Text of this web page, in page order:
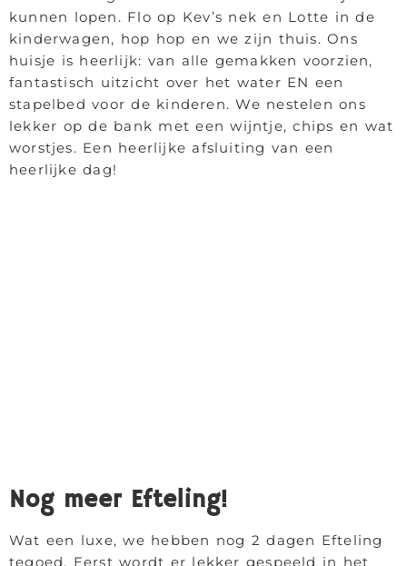
kunnen lopen. Flo op Kev’s nek en Lotte in de
kinderwagen, hop hop en we zijn thuis. Ons
huisje is heerlijk: van alle gemakken voorzien,
fantastisch uitzicht over het water EN een
stapelbed voor de kinderen. We nestelen ons
lekker op de bank met een wijntje, chips en wat
worstjes. Een heerlijke afsluiting van een
heerlijke dag!
Nog meer Efteling!
Wat een luxe, we hebben nog 2 dagen Efteling
tegoed. Eerst wordt er lekker gespeeld in het